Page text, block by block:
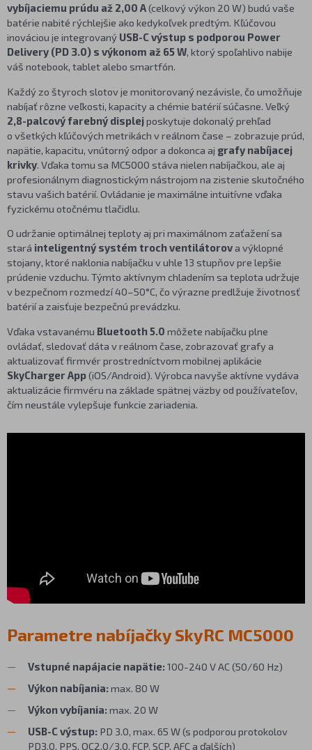
vybíjaciemu prúdu až 2,00 A(celkový výkon 20 W) budú vaše
batérie nabité rýchlejšie ako kedykoľvek predtým. Kľúčovou
inováciou je integrovaný USB-C výstup s podporou Power
Delivery (PD 3.0) s výkonom až 65 W, ktorý spoľahlivo nabije
váš notebook, tablet alebo smartfón.
Každý zo štyroch slotov je monitorovaný nezávisle, čo umožňuje
nabíjať rôzne veľkosti, kapacity a chémie batérií súčasne. Veľký
2,8-palcový farebný displejposkytuje dokonalý prehľad
o všetkých kľúčových metrikách v reálnom čase – zobrazuje prúd,
napätie, kapacitu, vnútorný odpor a dokonca aj grafy nabíjacej
krivky. Vďaka tomu sa MC5000 stáva nielen nabíjačkou, ale aj
profesionálnym diagnostickým nástrojom na zistenie skutočného
stavu vašich batérií. Ovládanie je maximálne intuitívne vďaka
fyzickému otočnému tlačidlu.
O udržanie optimálnej teploty aj pri maximálnom zaťažení sa
stará inteligentný systém troch ventilátorova výklopné
stojany, ktoré naklonia nabíjačku v uhle 13 stupňov pre lepšie
prúdenie vzduchu. Týmto aktívnym chladením sa teplota udržuje
v bezpečnom rozmedzí 40–50°C, čo výrazne predlžuje životnosť
batérií a zaisťuje bezpečnú prevádzku.
Vďaka vstavanému Bluetooth 5.0 môžete nabíjačku plne
ovládať, sledovať dáta v reálnom čase, zobrazovať grafy a
aktualizovať firmvér prostredníctvom mobilnej aplikácie
SkyCharger App(iOS/Android). Výrobca navyše aktívne vydáva
aktualizácie firmvéru na základe spätnej väzby od používateľov,
čím neustále vylepšuje funkcie zariadenia.
Parametre nabíjačky SkyRC MC5000
Vstupné napájacie napätie:100-240 V AC (50/60 Hz)
Výkon nabíjania:max. 80 W
Výkon vybíjania:max. 20 W
USB-C výstup: PD 3.0, max. 65 W (s podporou protokolov
PD3.0, PPS, QC2.0/3.0, FCP, SCP, AFC a ďalších)